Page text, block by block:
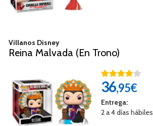
Villanos Disney
Reina Malvada (En Trono)
36,95€
Entrega:
2 a 4 días hábiles